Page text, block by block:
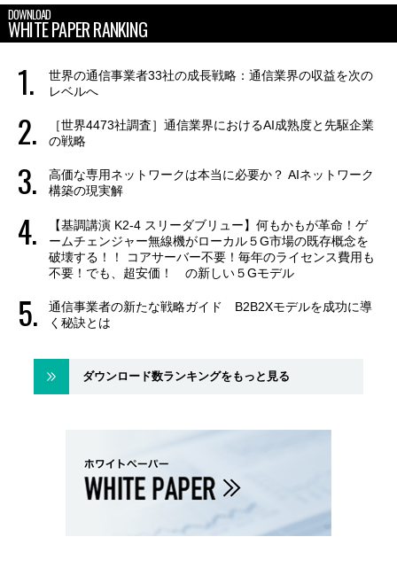
DOWNLOAD
WHITE PAPER RANKING
世界の通信事業者33社の成長戦略：通信業界の収益を次の
レベルへ
［世界4473社調査］通信業界におけるAI成熟度と先駆企業
の戦略
高価な専用ネットワークは本当に必要か？ AIネットワーク
構築の現実解
【基調講演 K2-4 スリーダブリュー】何もかもが革命！ゲ
ームチェンジャー無線機がローカル５G市場の既存概念を
破壊する！！ コアサーバー不要！毎年のライセンス費用も
不要！でも、超安価！ の新しい５Gモデル
通信事業者の新たな戦略ガイド B2B2Xモデルを成功に導
く秘訣とは
ダウンロード数ランキングをもっと見る